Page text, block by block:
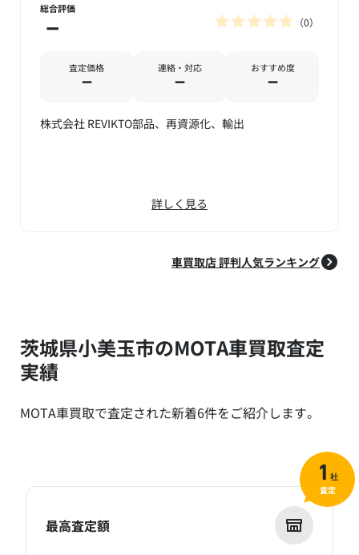
総合評価
－ 0
査定価格
－
連絡・対応
－
おすすめ度
－
株式会社 REVIKTO部品、再資源化、輸出
詳しく見る
車買取店 評判人気ランキング
茨城県小美玉市のMOTA車買取査定
実績
MOTA車買取で査定された新着6件をご紹介します。
最高査定額
1 社
査定